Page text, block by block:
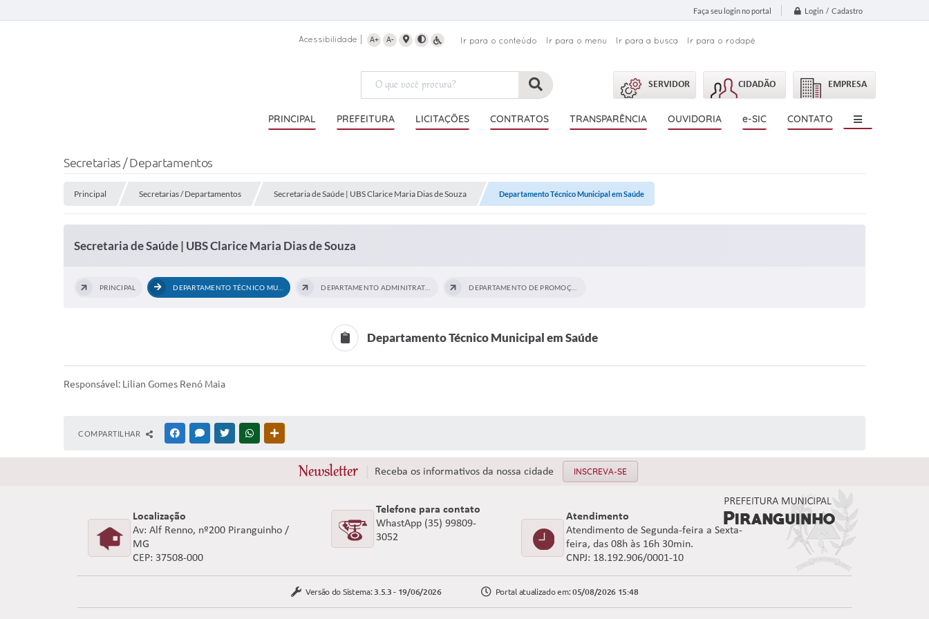
Faça seu login no portal Login / Cadastro
Acessibilidade A+ A- Ir para o conteúdo Ir para o menu Ir para a busca Ir para o rodapé
SERVIDOR CIDADÃO EMPRESA
PRINCIPAL PREFEITURA LICITAÇÕES CONTRATOS TRANSPARÊNCIA OUVIDORIA e-SIC CONTATO
Secretarias / Departamentos
Principal Secretarias / Departamentos Secretaria de Saúde | UBS Clarice Maria Dias de Souza Departamento Técnico Municipal em Saúde
Secretaria de Saúde | UBS Clarice Maria Dias de Souza
PRINCIPAL
Departamento Técnico Municipal em Saúde
Responsável: Lilian Gomes Renó Maia
COMPARTILHAR FACEBOOKMESSENGER
TWITTERWHATSAPP
Newsletter Receba os informativos da nossa cidade INSCREVA-SE
Localização
Av: Alf Renno, nº200 Piranguinho /
MG
CEP: 37508-000
Telefone para contato
WhastApp (35) 99809-
3052
Atendimento
Atendimento de Segunda-feira a Sexta-
feira, das 08h às 16h 30min.
CNPJ: 18.192.906/0001-10
Versão do Sistema: 3.5.3 - 19/06/2026 Portal atualizado em:05/08/2026 15:48